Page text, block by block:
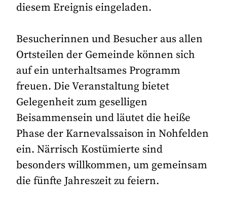
diesem Ereignis eingeladen.
Besucherinnen und Besucher aus allen
Ortsteilen der Gemeinde können sich
auf ein unterhaltsames Programm
freuen. Die Veranstaltung bietet
Gelegenheit zum geselligen
Beisammensein und läutet die heiße
Phase der Karnevalssaison in Nohfelden
ein. Närrisch Kostümierte sind
besonders willkommen, um gemeinsam
die fünfte Jahreszeit zu feiern.